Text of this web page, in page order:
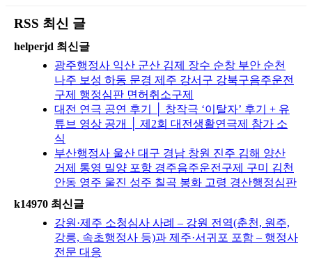
RSS 최신 글
helperjd 최신글
광주행정사 익산 군산 김제 장수 순창 부안 순천
나주 보성 하동 문경 제주 강서구 강북구음주운전
구제 행정심판 면허취소구제
대전 연극 공연 후기 │ 창작극 ‘이탈자’ 후기 + 유
튜브 영상 공개 │ 제2회 대전생활연극제 참가 소
식
부산행정사 울산 대구 경남 창원 진주 김해 양산
거제 통영 밀양 포항 경주음주운전구제 구미 김천
안동 영주 울진 성주 칠곡 봉화 고령 경산행정심판
k14970 최신글
강원·제주 소청심사 사례 – 강원 전역(춘천, 원주,
강릉, 속초행정사 등)과 제주·서귀포 포함 – 행정사
전문 대응